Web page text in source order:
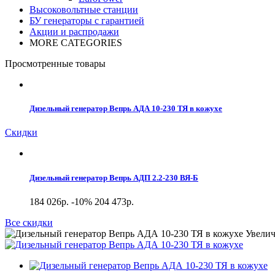
Высоковольтные станции
БУ генераторы с гарантией
Акции и распродажи
MORE CATEGORIES
Просмотренные товары
Дизельный генератор Вепрь АДА 10-230 ТЯ в кожухе
Скидки
Дизельный генератор Вепрь АДП 2.2-230 ВЯ-Б
184 026р. -10% 204 473р.
Все скидки